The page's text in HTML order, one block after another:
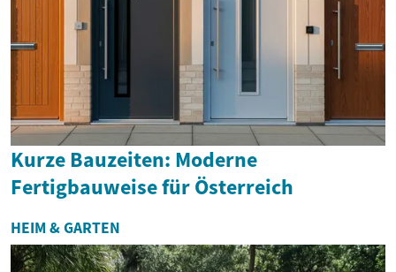
Kurze Bauzeiten: Moderne
Fertigbauweise für Österreich
HEIM & GARTEN